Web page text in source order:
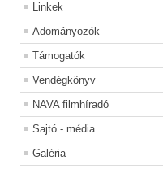
Linkek
Adományozók
Támogatók
Vendégkönyv
NAVA filmhíradó
Sajtó - média
Galéria